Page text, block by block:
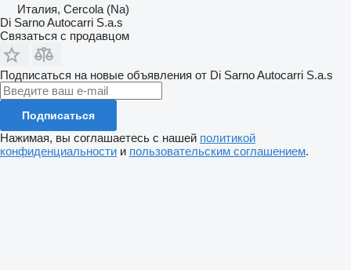
Италия, Cercola (Na)
Di Sarno Autocarri S.a.s
Связаться с продавцом
Подписаться на новые объявления от Di Sarno Autocarri S.a.s
Подписаться
Нажимая, вы соглашаетесь с нашей политикой
конфиденциальности и пользовательским соглашением.